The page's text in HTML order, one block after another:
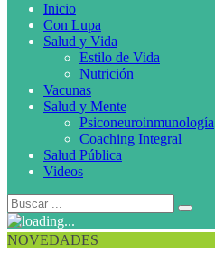
Inicio
Con Lupa
Salud y Vida
Estilo de Vida
Nutrición
Vacunas
Salud y Mente
Psiconeuroinmunología
Coaching Integral
Salud Pública
Videos
NOVEDADES